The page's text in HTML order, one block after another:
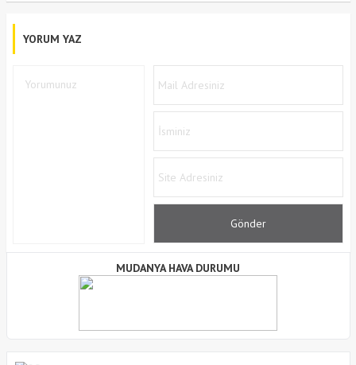
YORUM YAZ
MUDANYA HAVA DURUMU